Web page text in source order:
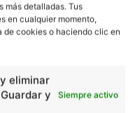
más detalladas. Tus
en cualquier momento,
de cookies o haciendo clic en
eliminar
y
Siempre activo